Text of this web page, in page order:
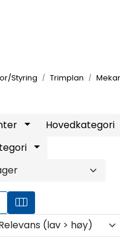
Styring Trimplan
Hovedkategori